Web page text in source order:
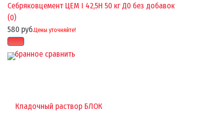
избранное сравнить
Себряковцемент ЦЕМ I 42,5Н 50 кг Д0 без добавок
(0)
580 руб.Цены уточняйте!